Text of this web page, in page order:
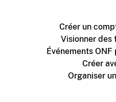
Créer un
Visionner des
Événements
Créer
Organiser